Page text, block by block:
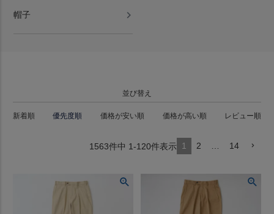
帽子
並び替え
新着順 優先度順 価格が安い順 価格が高い順 レビュー順
1563件中 1-120件表示 1 2 14